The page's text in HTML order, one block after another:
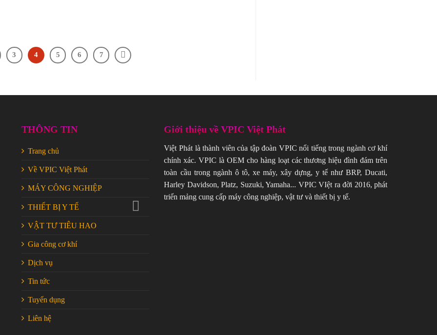
3 4 5 6 7
THÔNG TIN
Trang chủ
Về VPIC Việt Phát
MÁY CÔNG NGHIỆP
THIẾT BỊ Y TẾ
VẬT TƯ TIÊU HAO
Gia công cơ khí
Dịch vụ
Tin tức
Tuyển dụng
Liên hệ
Giới thiệu về VPIC Việt Phát
Việt Phát là thành viên của tập đoàn VPIC nổi tiếng trong ngành cơ khí
chính xác. VPIC là OEM cho hàng loạt các thương hiệu đình đám trên
toàn cầu trong ngành ô tô, xe máy, xây dựng, y tế như BRP, Ducati,
Harley Davidson, Platz, Suzuki, Yamaha... VPIC VIệt ra đời 2016, phát
triển mảng cung cấp máy công nghiệp, vật tư và thiết bị y tế.